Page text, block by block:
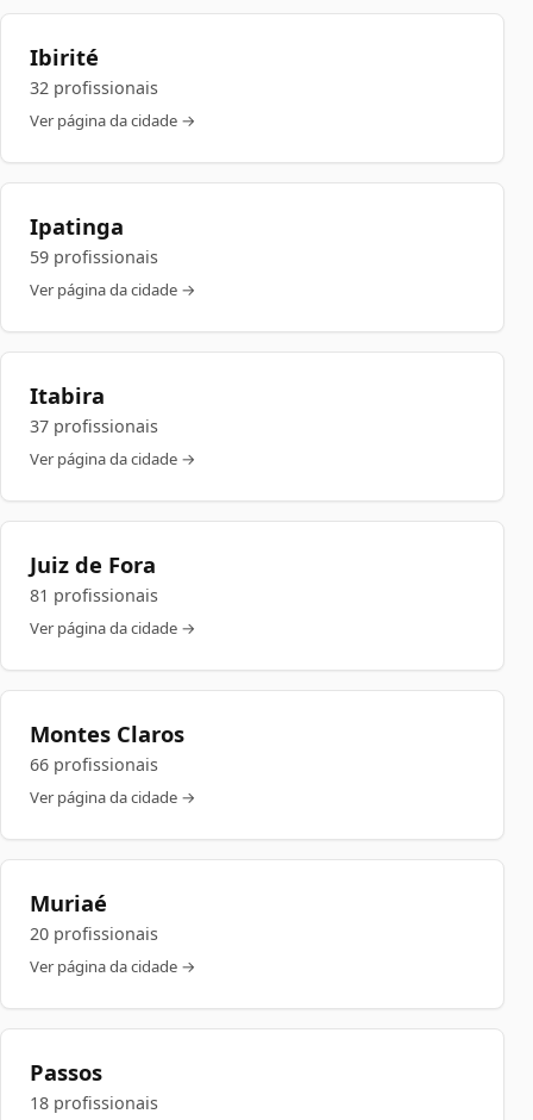
Ibirité
32 profissionais
Ver página da cidade →
Ipatinga
59 profissionais
Ver página da cidade →
Itabira
37 profissionais
Ver página da cidade →
Juiz de Fora
81 profissionais
Ver página da cidade →
Montes Claros
66 profissionais
Ver página da cidade →
Muriaé
20 profissionais
Ver página da cidade →
Passos
18 profissionais